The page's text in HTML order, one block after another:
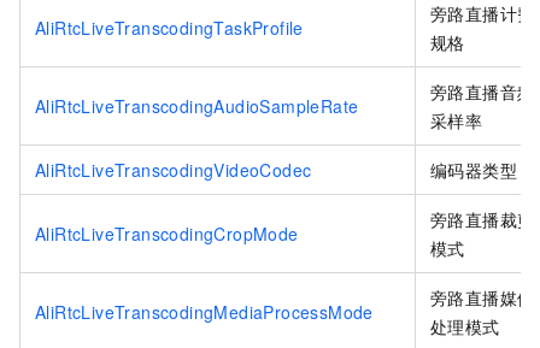
AliRtcLiveTranscodingTaskProfile
旁路直播计费
规格
AliRtcLiveTranscodingAudioSampleRate
旁路直播音频
采样率
AliRtcLiveTranscodingVideoCodec 编码器类型
AliRtcLiveTranscodingCropMode
旁路直播裁剪
模式
AliRtcLiveTranscodingMediaProcessMode
旁路直播媒体
处理模式